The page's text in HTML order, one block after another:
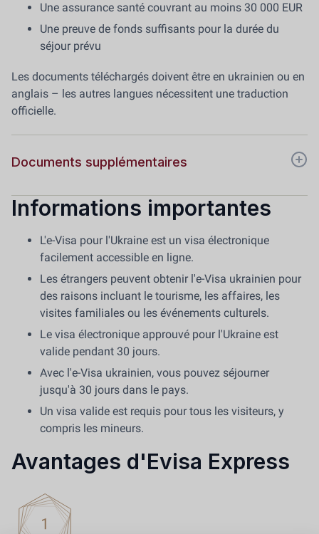
Une assurance santé couvrant au moins 30 000 EUR
Une preuve de fonds suffisants pour la durée du
séjour prévu
Les documents téléchargés doivent être en ukrainien ou en
anglais – les autres langues nécessitent une traduction
officielle.
Documents supplémentaires
Informations importantes
L'e-Visa pour l'Ukraine est un visa électronique
facilement accessible en ligne.
Les étrangers peuvent obtenir l'e-Visa ukrainien pour
des raisons incluant le tourisme, les affaires, les
visites familiales ou les événements culturels.
Le visa électronique approuvé pour l'Ukraine est
valide pendant 30 jours.
Avec l'e-Visa ukrainien, vous pouvez séjourner
jusqu'à 30 jours dans le pays.
Un visa valide est requis pour tous les visiteurs, y
compris les mineurs.
Avantages d'Evisa Express